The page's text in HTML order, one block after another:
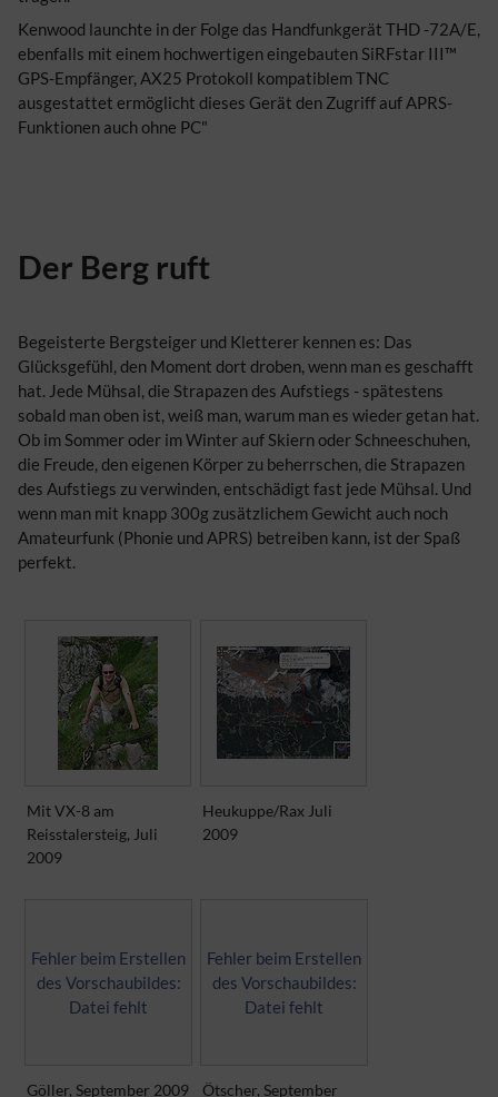
Kenwood launchte in der Folge das Handfunkgerät THD -72A/E,
ebenfalls mit einem hochwertigen eingebauten SiRFstar III™
GPS-Empfänger, AX25 Protokoll kompatiblem TNC
ausgestattet ermöglicht dieses Gerät den Zugriff auf APRS-
Funktionen auch ohne PC"
Der Berg ruft
Begeisterte Bergsteiger und Kletterer kennen es: Das
Glücksgefühl, den Moment dort droben, wenn man es geschafft
hat. Jede Mühsal, die Strapazen des Aufstiegs - spätestens
sobald man oben ist, weiß man, warum man es wieder getan hat.
Ob im Sommer oder im Winter auf Skiern oder Schneeschuhen,
die Freude, den eigenen Körper zu beherrschen, die Strapazen
des Aufstiegs zu verwinden, entschädigt fast jede Mühsal. Und
wenn man mit knapp 300g zusätzlichem Gewicht auch noch
Amateurfunk (Phonie und APRS) betreiben kann, ist der Spaß
perfekt.
Mit VX-8 am
Reisstalersteig, Juli
2009
Heukuppe/Rax Juli
2009
Fehler beim Erstellen
des Vorschaubildes:
Datei fehlt
Göller, September 2009
Fehler beim Erstellen
des Vorschaubildes:
Datei fehlt
Ötscher, September